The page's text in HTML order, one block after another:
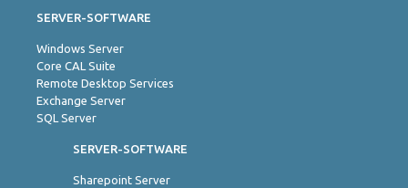
SERVER-SOFTWARE
Windows Server
Core CAL Suite
Remote Desktop Services
Exchange Server
SQL Server
SERVER-SOFTWARE
Sharepoint Server